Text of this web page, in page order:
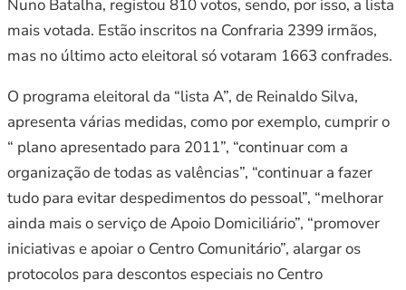
Nuno Batalha, registou 810 votos, sendo, por isso, a lista
mais votada. Estão inscritos na Confraria 2399 irmãos,
mas no último acto eleitoral só votaram 1663 confrades.
O programa eleitoral da “lista A”, de Reinaldo Silva,
apresenta várias medidas, como por exemplo, cumprir o
“ plano apresentado para 2011”, “continuar com a
organização de todas as valências”, “continuar a fazer
tudo para evitar despedimentos do pessoal”, “melhorar
ainda mais o serviço de Apoio Domiciliário”, “promover
iniciativas e apoiar o Centro Comunitário”, alargar os
protocolos para descontos especiais no Centro